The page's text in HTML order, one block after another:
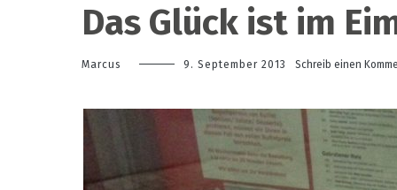
Das Glück ist im
Marcus 9. September 2013 Schreib einen